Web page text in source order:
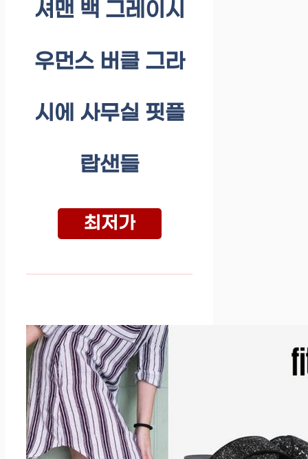
셔맨 백 그레이시
우먼스 버클 그라
시에 사무실 핏플
랍샌들
최저가